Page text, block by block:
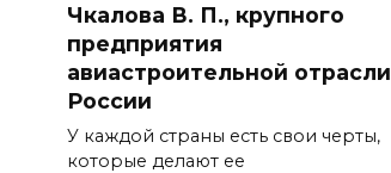
Чкалова В. П., крупного
предприятия
авиастроительной отрасли
России
У каждой страны есть свои черты,
которые делают ее